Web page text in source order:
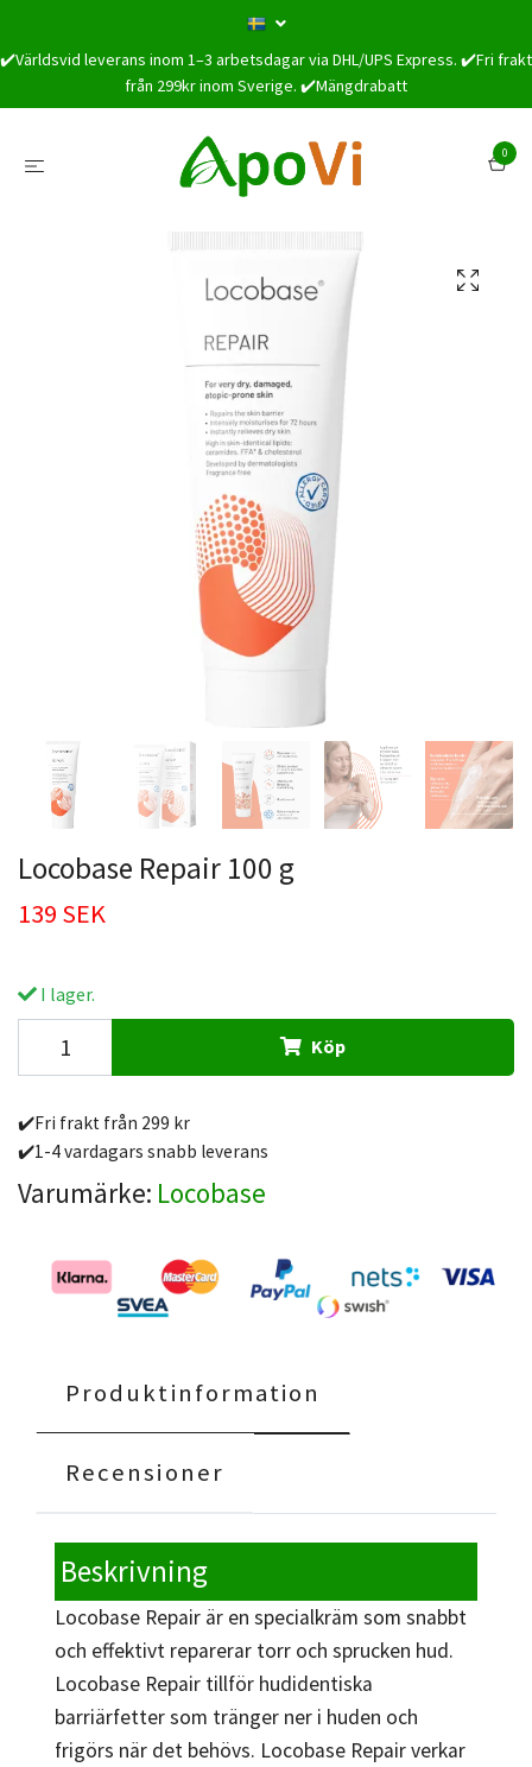
✔️Världsvid leverans inom 1–3 arbetsdagar via DHL/UPS Express. ✔️Fri frakt
från 299kr inom Sverige. ✔️Mängdrabatt
0
Locobase Repair 100 g
139 SEK
I lager.
Köp
✔️Fri frakt från 299 kr
✔️1-4 vardagars snabb leverans
Varumärke: Locobase
Produktinformation
Recensioner
Beskrivning
Locobase Repair är en specialkräm som snabbt
och effektivt reparerar torr och sprucken hud.
Locobase Repair tillför hudidentiska
barriärfetter som tränger ner i huden och
frigörs när det behövs. Locobase Repair verkar